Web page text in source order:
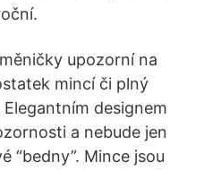
upozorní na
mincí či plný
designem
a nebude jen
“bedny”. Mince jsou